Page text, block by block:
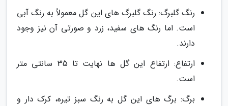
رنگ گلبرگ: رنگ گلبرگ های این گل معمولاً به رنگ آبی
است. اما رنگ های سفید، زرد و صورتی آن نیز وجود
دارند.
ارتفاع: ارتفاع این گل ها نهایت تا 35 سانتی متر
است.
برگ: برگ های این گل به رنگ سبز تیره، کرک دار و